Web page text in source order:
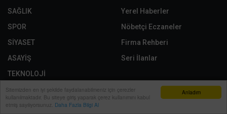
Anladım
Sitemizden en iyi şekilde faydalanabilmeniz için çerezler
kullanılmaktadır. Bu siteye giriş yaparak çerez kullanımını kabul
etmiş sayılıyorsunuz. Daha Fazla Bilgi Al
SAĞLIK
SPOR
SİYASET
ASAYİŞ
TEKNOLOJİ
Yerel Haberler
Nöbetçi Eczaneler
Firma Rehberi
Seri İlanlar
Röportajlar
Künye
Anasayfa Yazarlar Haber Ara